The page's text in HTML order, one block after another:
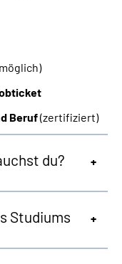
Beruf(zertifiziert)
du?
Studiums